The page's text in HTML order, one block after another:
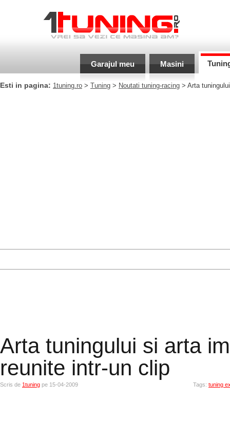
Garajul meu Masini
Esti in pagina: 1tuning.ro > Tuning > Noutati tuning-racing > Arta
Arta tuningului si arta
reunite intr-un clip
Scris de 1tuning pe 15-04-2009 Tags: tuning